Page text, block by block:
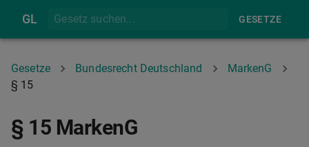
GL GESETZE
Gesetze Bundesrecht Deutschland
MarkenG
§ 15
§ 15 MarkenG